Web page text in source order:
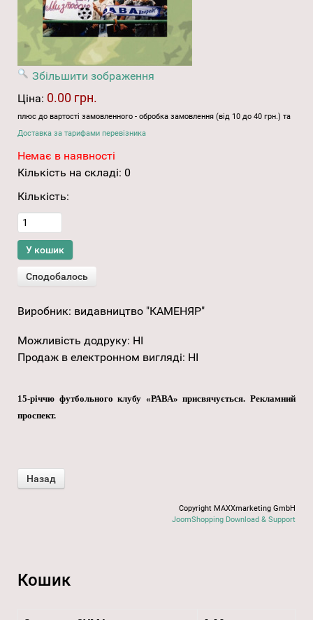
Збільшити зображення
Ціна: 0.00 грн.
плюс до вартості замовленного - обробка замовлення (від 10 до 40 грн.) та
Доставка за тарифами перевізника
Немає в наявності
Кількість на складі: 0
Кількість:
Виробник: видавництво "КАМЕНЯР"
Можливість додруку: НІ
Продаж в електронном вигляді: НІ
15-річчю футбольного клубу «РАВА» присвячується. Рекламний
проспект.
Copyright MAXXmarketing GmbH
JoomShopping Download & Support
Кошик